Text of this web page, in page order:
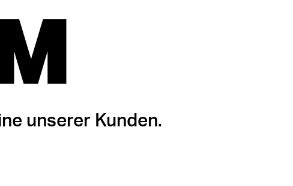
unserer Kunden.